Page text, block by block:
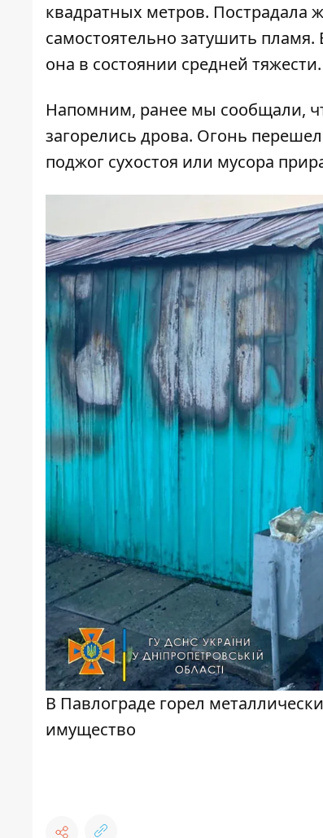
квадратных метров. Пострадала
самостоятельно затушить
она в состоянии средней
Напомним, ранее мы сообщали,
загорелись дрова. Огонь
поджог сухостоя или мусора
В Павлограде горел
имущество